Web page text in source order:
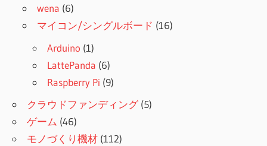
wena (6)
マイコン/シングルボード (16)
Arduino (1)
LattePanda (6)
Raspberry Pi (9)
クラウドファンディング(5)
ゲーム (46)
モノづくり機材 (112)